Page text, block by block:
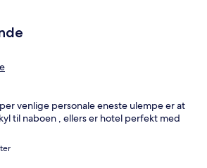
venlige personale eneste ulempe er at
til naboen , ellers er hotel perfekt med